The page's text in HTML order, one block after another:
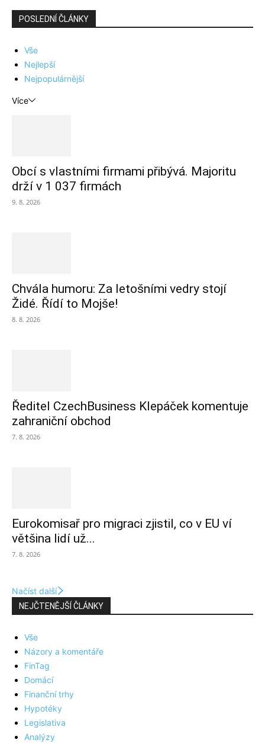
POSLEDNÍ ČLÁNKY
Vše
Nejlepší
Nejpopulárnější
Více
Obcí s vlastními firmami přibývá. Majoritu
drží v 1 037 firmách
9. 8. 2026
Chvála humoru: Za letošními vedry stojí
Židé. Řídí to Mojše!
8. 8. 2026
Ředitel CzechBusiness Klepáček komentuje
zahraniční obchod
7. 8. 2026
Eurokomisař pro migraci zjistil, co v EU ví
většina lidí už...
7. 8. 2026
Načíst další
NEJČTENĚJŠÍ ČLÁNKY
Vše
Názory a komentáře
FinTag
Domácí
Finanční trhy
Hypotéky
Legislativa
Analýzy